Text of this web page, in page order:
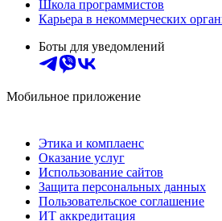
Школа программистов
Карьера в некоммерческих
Боты для уведомлений
Мобильное приложение
Этика и комплаенс
Оказание услуг
Использование сайтов
Защита персональных данных
Пользовательское соглашение
ИТ аккредитация